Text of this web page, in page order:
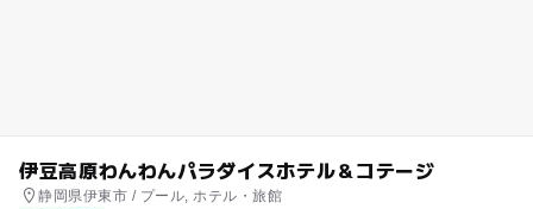
伊豆高原わんわんパラダイスホテル＆コテージ
静岡県伊東市 / プール, ホテル・旅館